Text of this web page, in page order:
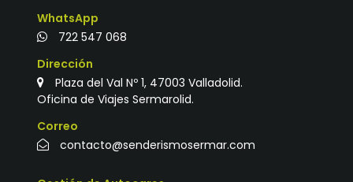
WhatsApp
722 547 068
Dirección
Plaza del Val Nº 1, 47003 Valladolid.
Oficina de Viajes Sermarolid.
Correo
contacto@senderismosermar.com